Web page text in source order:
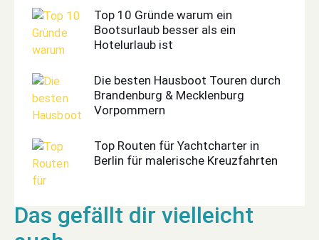
Top 10 Gründe warum ein
Bootsurlaub besser als ein
Hotelurlaub ist
Die besten Hausboot Touren durch
Brandenburg & Mecklenburg
Vorpommern
Top Routen für Yachtcharter in
Berlin für malerische Kreuzfahrten